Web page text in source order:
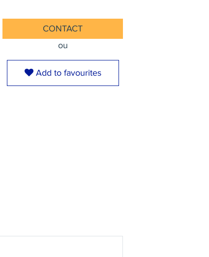
CONTACT
ou
Add to favourites